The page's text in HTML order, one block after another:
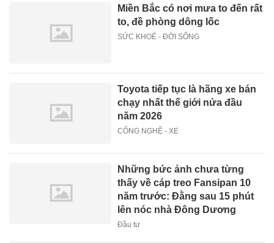
Miền Bắc có nơi mưa to đến rất
to, đề phòng dông lốc
SỨC KHOẺ - ĐỜI SỐNG
Toyota tiếp tục là hãng xe bán
chạy nhất thế giới nửa đầu
năm 2026
CÔNG NGHỆ - XE
Những bức ảnh chưa từng
thấy về cáp treo Fansipan 10
năm trước: Đằng sau 15 phút
lên nóc nhà Đông Dương
Đầu tư